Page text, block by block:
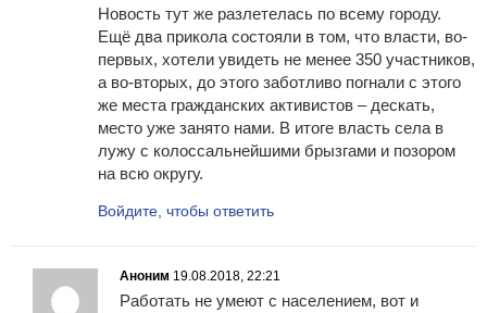
Новость тут же разлетелась по всему городу.
Ещё два прикола состояли в том, что власти, во-
первых, хотели увидеть не менее 350 участников,
а во-вторых, до этого заботливо погнали с этого
же места гражданских активистов – дескать,
место уже занято нами. В итоге власть села в
лужу с колоссальнейшими брызгами и позором
на всю округу.
Войдите, чтобы ответить
Аноним 19.08.2018, 22:21
Работать не умеют с населением, вот и